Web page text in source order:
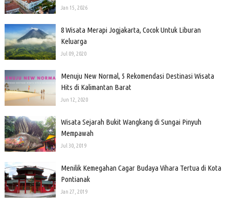
Jan 15, 2026
8 Wisata Merapi Jogjakarta, Cocok Untuk Liburan
Keluarga
Jul 09, 2020
Menuju New Normal, 5 Rekomendasi Destinasi Wisata
Hits di Kalimantan Barat
Jun 12, 2020
Wisata Sejarah Bukit Wangkang di Sungai Pinyuh
Mempawah
Jul 30, 2019
Menilik Kemegahan Cagar Budaya Vihara Tertua di Kota
Pontianak
Jan 27, 2019